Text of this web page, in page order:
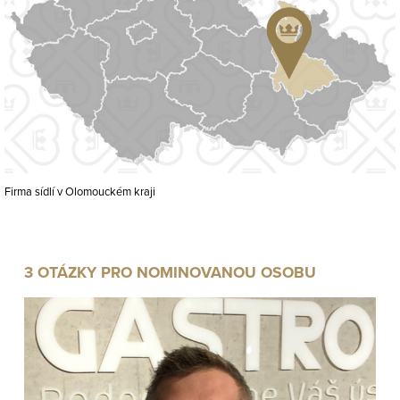
Firma sídlí v Olomouckém kraji
3 OTÁZKY PRO NOMINOVANOU OSOBU